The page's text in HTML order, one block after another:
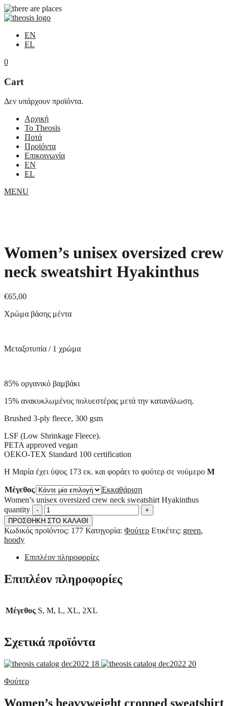
EN
EL
0
Cart
Δεν υπάρχουν προϊόντα.
Αρχική
Το Theosis
Ποτά
Προϊόντα
Επικοινωνία
EN
EL
MENU
Women’s unisex oversized crew
neck sweatshirt Hyakinthus
€65,00
Χρώμα βάσης μέντα
Μεταξοτυπία / 1 χρώμα
85% οργανικό βαμβάκι
15% ανακυκλωμένος πολυεστέρας μετά την κατανάλωση.
Brushed 3-ply fleece, 300 gsm
LSF (Low Shrinkage Fleece).
PETA approved vegan
OEKO-TEX Standard 100 certification
Η Μαρία έχει ύψος 173 εκ. και φοράει το φούτερ σε νούμερο Μ
Μέγεθος
Εκκαθάριση
Women’s unisex oversized crew neck sweatshirt Hyakinthus
quantity
-
+
ΠΡΟΣΘΗΚΗ ΣΤΟ ΚΑΛΑΘΙ
Κωδικός προϊόντος: 177 Κατηγορία: Φούτερ Ετικέτες: green,
hoody
Επιπλέον πληροφορίες
Επιπλέον πληροφορίες
Μέγεθος S, M, L, XL, 2XL
Σχετικά προϊόντα
Φούτερ
Women’s heavyweight cropped sweatshirt